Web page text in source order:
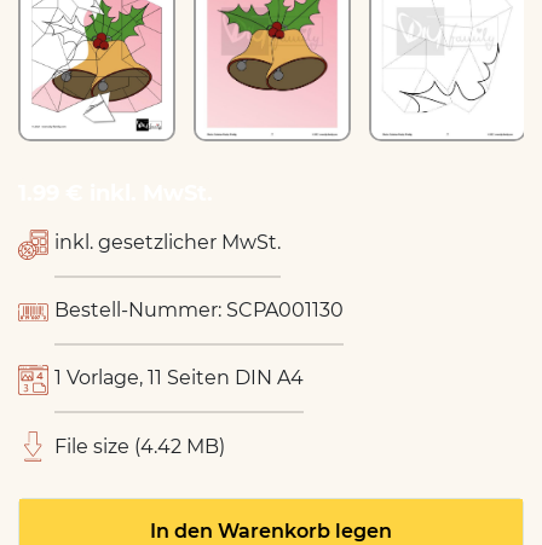
inkl. gesetzlicher MwSt.
Bestell-Nummer: SCPA001130
1 Vorlage, 11 Seiten DIN A4
File size (4.42 MB)
In den Warenkorb legen